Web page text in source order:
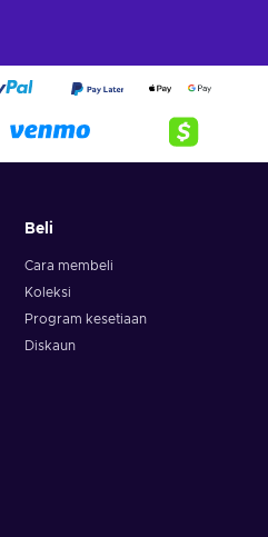
Beli
Cara membeli
Koleksi
Program kesetiaan
Diskaun